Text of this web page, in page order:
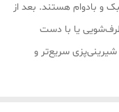
و بادوام هستند. بعد از
ظرف‌شویی یا با دست
شیرینی‌پزی سریع‌تر و